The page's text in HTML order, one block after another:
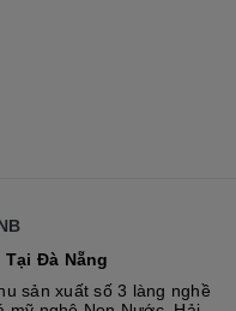
Tại Đà Nẵng
sản xuất số 3 làng nghề